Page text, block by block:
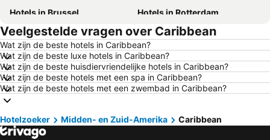
Hotels in Brussel
Hotels in Rotterdam
Hotels in Maastricht
Hotels in Durbuy
Hotels in Hasselt
Hotels in New York
Hotels in Boulogne-sur-Mer
Hotels in De Haan
Hotels in Le Touquet-Paris-Plage
Hotels in Duinkerke
Hotels in Málaga
Hotels in Spanje
Hotels in Tenerife
Hotels in Mallorca
Veelgestelde vragen over Caribbean
Wat zijn de beste hotels in Caribbean?
Wat zijn de beste luxe hotels in Caribbean?
Wat zijn de beste huisdiervriendelijke hotels in Caribbean?
Wat zijn de beste hotels met een spa in Caribbean?
Wat zijn de beste hotels met een zwembad in Caribbean?
Hotelzoeker Midden- en Zuid-Amerika Caribbean